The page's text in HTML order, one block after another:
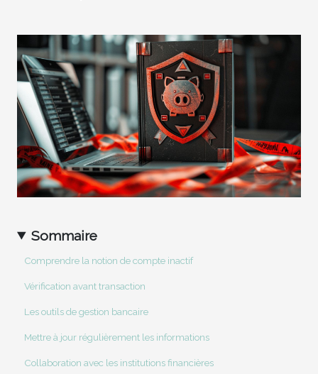
Sommaire
Comprendre la notion de compte inactif
Vérification avant transaction
Les outils de gestion bancaire
Mettre à jour régulièrement les informations
Collaboration avec les institutions financières